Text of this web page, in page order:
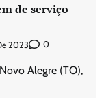
de serviço
2023 0
Alegre (TO),